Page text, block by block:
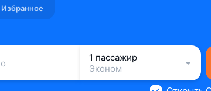
Избранное
1 пассажир
Эконом